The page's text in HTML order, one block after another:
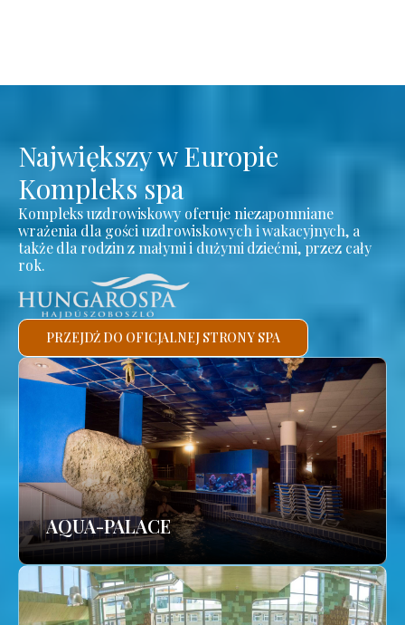
Największy w Europie
Kompleks spa
Kompleks uzdrowiskowy oferuje niezapomniane
wrażenia dla gości uzdrowiskowych i wakacyjnych, a
także dla rodzin z małymi i dużymi dziećmi, przez cały
rok.
PRZEJDŹ DO OFICJALNEJ STRONY SPA
AQUA-PALACE